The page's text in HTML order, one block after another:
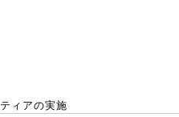
定調査機関
ィアの実施